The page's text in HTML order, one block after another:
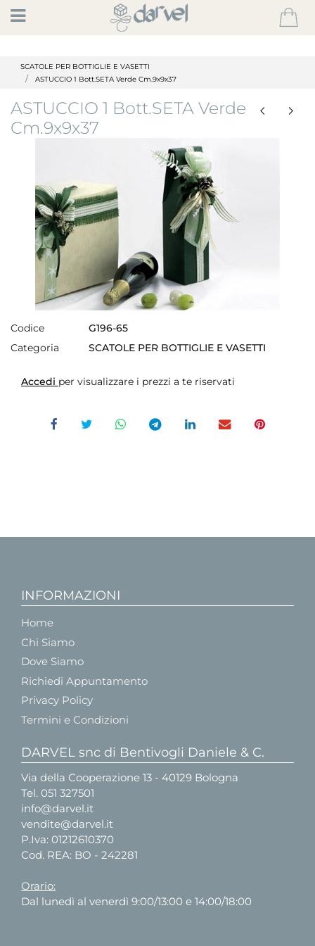
Open
SCATOLE PER BOTTIGLIE E VASETTI
ASTUCCIO 1 Bott.SETA Verde Cm.9x9x37
ASTUCCIO 1 Bott.SETA Verde
Cm.9x9x37
Codice
G196-65
Categoria
SCATOLE PER BOTTIGLIE E VASETTI
Accedi per visualizzare i prezzi a te riservati
INFORMAZIONI
Home
Chi Siamo
Dove Siamo
Richiedi Appuntamento
Privacy Policy
Termini e Condizioni
DARVEL snc di Bentivogli Daniele & C.
Via della Cooperazione 13 - 40129 Bologna
Tel. 051 327501
info@darvel.it
vendite@darvel.it
P.Iva: 01212610370
Cod. REA: BO - 242281
Orario:
Dal lunedì al venerdì 9:00/13:00 e 14:00/18:00